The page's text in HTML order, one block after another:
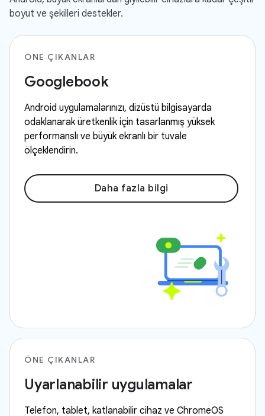
boyut ve şekilleri destekler.
ÖNE ÇIKANLAR
Googlebook
Android uygulamalarınızı, dizüstü bilgisayarda
odaklanarak üretkenlik için tasarlanmış yüksek
performanslı ve büyük ekranlı bir tuvale
ölçeklendirin.
Daha fazla bilgi
ÖNE ÇIKANLAR
Uyarlanabilir uygulamalar
Telefon, tablet, katlanabilir cihaz ve ChromeOS